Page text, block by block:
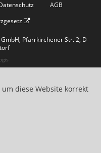
AGB
Pfarrkirchener Str. 2, D-
diese Website korrekt